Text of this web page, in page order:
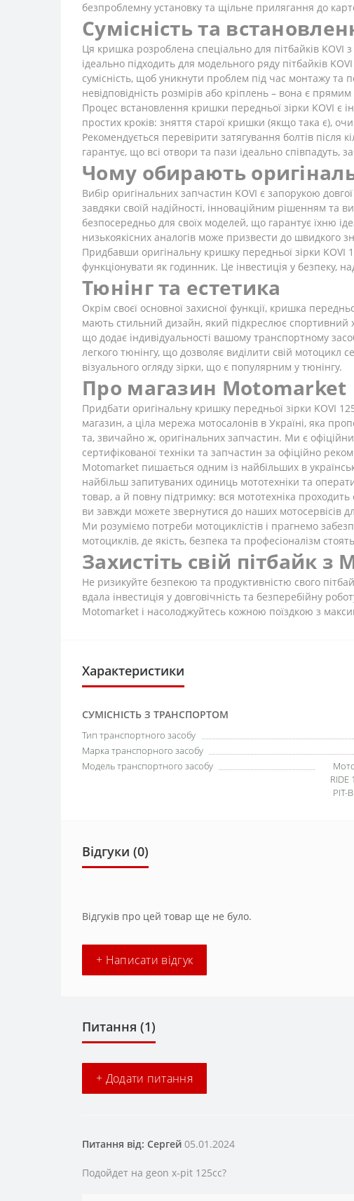
безпроблемну установку та щільне прилягання до
Сумісність та
Ця кришка розроблена спеціально для пітбайків KOVI
ідеально підходить для модельного ряду пітбайків
сумісність, щоб уникнути проблем під час монтажу
невідповідність розмірів або кріплень – вона є
Процес встановлення кришки передньої зірки KOVI є
простих кроків: зняття старої кришки (якщо така є),
Рекомендується перевірити затягування болтів після
гарантує, що всі отвори та пази ідеально
Чому обирають
Вибір оригінальних запчастин KOVI є запорукою
завдяки своїй надійності, інноваційним рішенням та
безпосередньо для своїх моделей, що гарантує їхню
низькоякісних аналогів може призвести до швидкого
Придбавши оригінальну кришку передньої зірки KOVI
функціонувати як годинник. Це інвестиція у безпеку,
Тюнінг та естетика
Окрім своєї основної захисної функції, кришка
мають стильний дизайн, який підкреслює спортивний
що додає індивідуальності вашому транспортному
легкого тюнінгу, що дозволяє виділити свій
візуального огляду зірки, що є популярним у тюнінгу.
Про магазин Motomarket
Придбати оригінальну кришку передньої зірки KOVI
магазин, а ціла мережа мотосалонів в Україні, яка
та, звичайно ж, оригінальних запчастин. Ми є
сертифікованої техніки та запчастин за офіційно
Motomarket пишається одним із найбільших в
найбільш запитуваних одиниць мототехніки та
товар, а й повну підтримку: вся мототехніка проходить
ви завжди можете звернутися до наших мотосервісів
Ми розуміємо потреби мотоциклістів і прагнемо
мотоциклів, де якість, безпека та професіоналізм
Захистіть свій пітбайк з
Не ризикуйте безпекою та продуктивністю свого
вдала інвестиція у довговічність та безперебійну
Motomarket і насолоджуйтесь кожною поїздкою з
Характеристики
СУМІСНІСТЬ З ТРАНСПОРТОМ
Тип транспортного засобу
Марка транспорного засобу
Модель транспортного засобу
PIT-
Відгуки (0)
Відгуків про цей товар ще не було.
+ Написати відгук
Питання (1)
+ Додати питання
Питання від: Сергей 05.01.2024
Подойдет на geon x-pit 125cc?